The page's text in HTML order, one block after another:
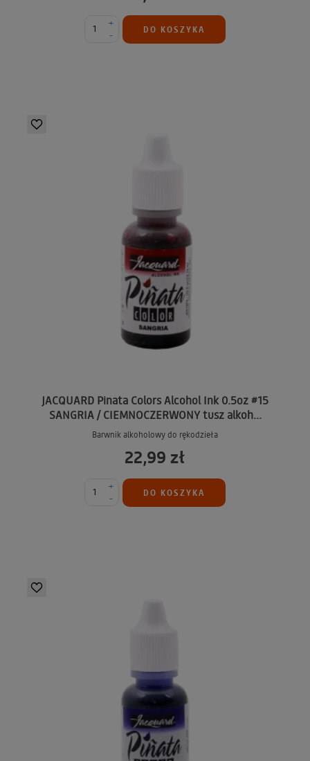
-
+
DO KOSZYKA
JACQUARD Pinata Colors Alcohol Ink 0.5oz #15
SANGRIA / CIEMNOCZERWONY tusz alkoh...
Barwnik alkoholowy do rękodzieła
22,99 zł
-
+
DO KOSZYKA